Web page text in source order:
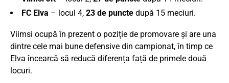
FC Elva – locul 4, 23 de puncte după 15 meciuri.
Viimsi ocupă în prezent o poziție de promovare și are una
dintre cele mai bune defensive din campionat, în timp ce
Elva încearcă să reducă diferența față de primele două
locuri.